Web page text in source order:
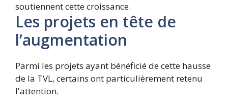
soutiennent cette croissance.
Les projets en tête de
l’augmentation
Parmi les projets ayant bénéficié de cette hausse
de la TVL, certains ont particulièrement retenu
l'attention.